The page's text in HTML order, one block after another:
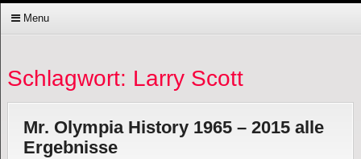
Menu
Schlagwort: Larry Scott
Mr. Olympia History 1965 – 2015 alle
Ergebnisse